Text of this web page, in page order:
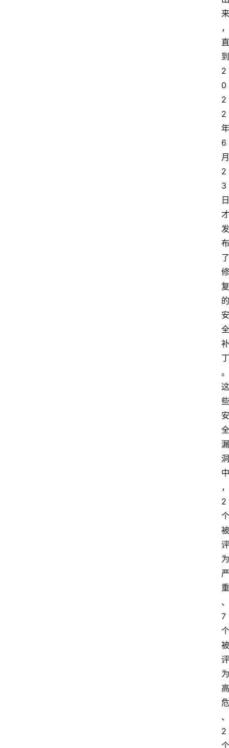
来
，
直
到
2
0
2
2
年
6
月
2
3
日
才
发
布
了
修
复
的
安
全
补
丁
。
这
些
安
全
漏
洞
中
，
2
个
被
评
为
严
重
、
7
个
被
评
为
高
危
、
2
个